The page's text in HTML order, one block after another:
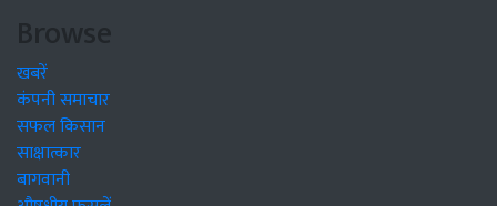
Browse
खबरें
कंपनी समाचार
सफल किसान
साक्षात्कार
बागवानी